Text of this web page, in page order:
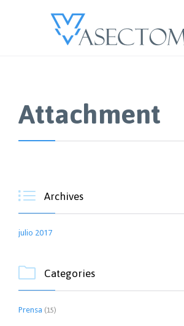
Attachment
 Archives
julio 2017
 Categories
Prensa (15)